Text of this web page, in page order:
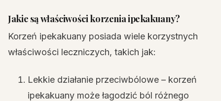
Jakie są właściwości korzenia ipekakuany?
Korzeń ipekakuany posiada wiele korzystnych
właściwości leczniczych, takich jak:
Lekkie działanie przeciwbólowe – korzeń
ipekakuany może łagodzić ból różnego